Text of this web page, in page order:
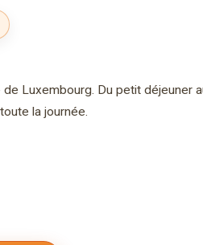
Luxembourg. Du petit déjeuner
la journée.